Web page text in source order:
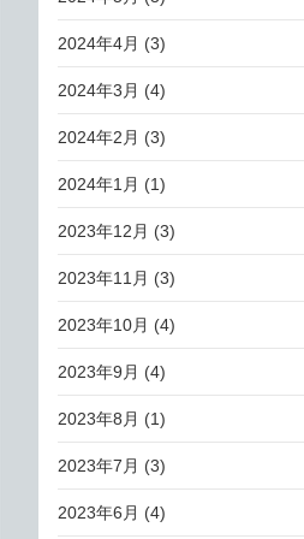
2024年4月 (3)
2024年3月 (4)
2024年2月 (3)
2024年1月 (1)
2023年12月 (3)
2023年11月 (3)
2023年10月 (4)
2023年9月 (4)
2023年8月 (1)
2023年7月 (3)
2023年6月 (4)